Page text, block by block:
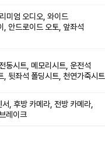
미엄 오디오, 와이드
, 안드로이드 오토, 앞좌석
동시트, 메모리시트, 운전석
, 뒷좌석 폴딩시트, 천연가죽시트
, 후방 카메라, 전방 카메라,
레이크